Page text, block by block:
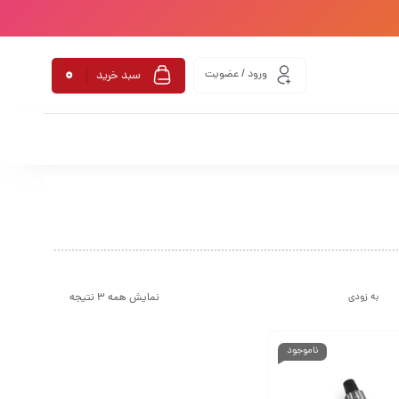
ورود / عضویت سبد خرید 0
نمایش همه 3 نتیجه به زودی
ناموجود